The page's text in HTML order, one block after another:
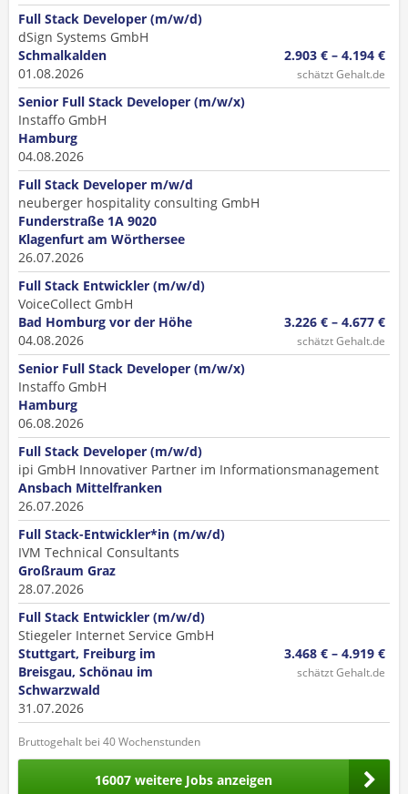
Full Stack Developer (m/w/d)
dSign Systems GmbH
Schmalkalden
01.08.2026
2.903 € – 4.194 €
schätzt Gehalt.de
Senior Full Stack Developer (m/w/x)
Instaffo GmbH
Hamburg
04.08.2026
Full Stack Developer m/w/d
neuberger hospitality consulting GmbH
Funderstraße 1A 9020
Klagenfurt am Wörthersee
26.07.2026
Full Stack Entwickler (m/w/d)
VoiceCollect GmbH
Bad Homburg vor der Höhe
04.08.2026
3.226 € – 4.677 €
schätzt Gehalt.de
Senior Full Stack Developer (m/w/x)
Instaffo GmbH
Hamburg
06.08.2026
Full Stack Developer (m/w/d)
ipi GmbH Innovativer Partner im Informationsmanagement
Ansbach Mittelfranken
26.07.2026
Full Stack-Entwickler*in (m/w/d)
IVM Technical Consultants
Großraum Graz
28.07.2026
Full Stack Entwickler (m/w/d)
Stiegeler Internet Service GmbH
Stuttgart, Freiburg im
Breisgau, Schönau im
Schwarzwald
31.07.2026
3.468 € – 4.919 €
schätzt Gehalt.de
Bruttogehalt bei 40 Wochenstunden
16007 weitere Jobs anzeigen